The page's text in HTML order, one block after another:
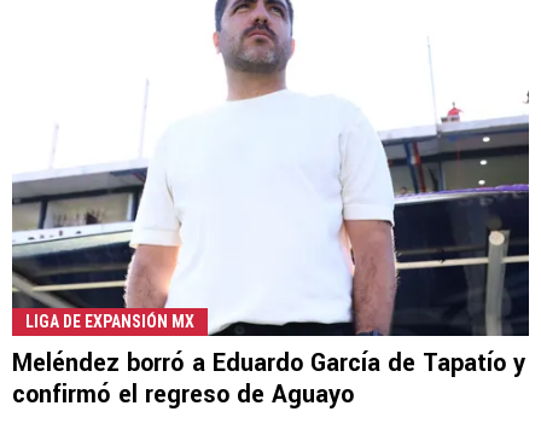
LIGA DE EXPANSIÓN MX
Meléndez borró a Eduardo García de Tapatío y
confirmó el regreso de Aguayo